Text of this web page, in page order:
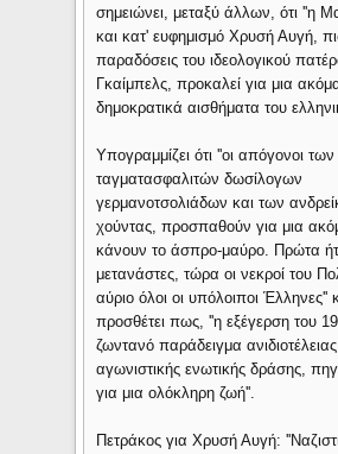
σημειώνει, μεταξύ άλλων, ότι ''η
και κατ' ευφημισμό Χρυσή Αυγή,
παραδόσεις του ιδεολογικού
Γκαίμπελς, προκαλεί για μια
δημοκρατικά αισθήματα του
Υπογραμμίζει ότι ''οι απόγονοι των
ταγματασφαλιτών δωσίλογων
γερμανοτσολιάδων και των
χούντας, προσπαθούν για μια
κάνουν το άσπρο-μαύρο. Πρώτα
μετανάστες, τώρα οι νεκροί του
αύριο όλοι οι υπόλοιποι Έλληνες''
προσθέτει πως, ''η εξέγερση του
ζωντανό παράδειγμα
αγωνιστικής ενωτικής δράσης,
για μια ολόκληρη ζωή''.
Πετράκος για Χρυσή Αυγή: